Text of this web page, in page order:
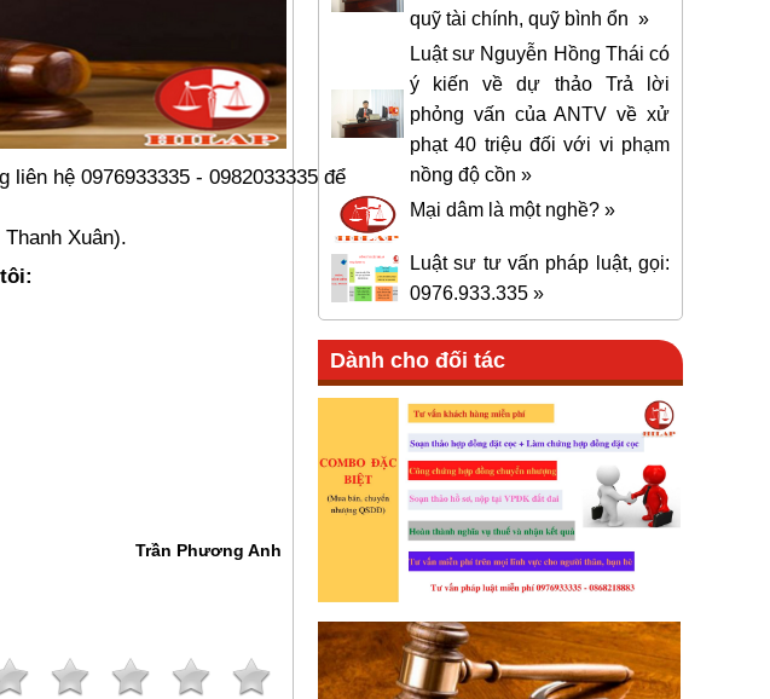
hệ 0976933335 - 0982033335 để
Xuân).
Trần Phương Anh
quỹ tài chính, quỹ bình ổn »
Luật sư Nguyễn Hồng Thái có
ý kiến về dự thảo Trả lời
phỏng vấn của ANTV về xử
phạt 40 triệu đối với vi phạm
nồng độ cồn »
Mại dâm là một nghề? »
Luật sư tư vấn pháp luật, gọi:
0976.933.335 »
Dành cho đối tác